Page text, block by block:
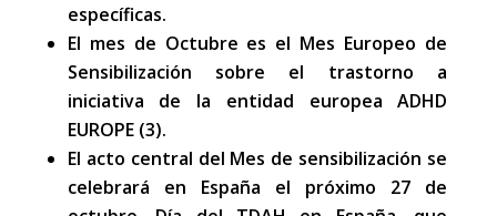
específicas.
El mes de Octubre es el Mes Europeo de
Sensibilización sobre el trastorno a
iniciativa de la entidad europea ADHD
EUROPE (3).
El acto central del Mes de sensibilización se
celebrará en España el próximo 27 de